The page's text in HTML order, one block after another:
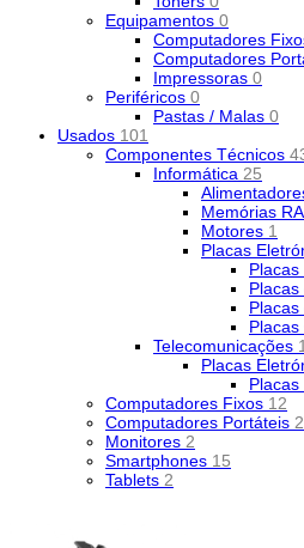
Equipamentos 0
Computadores
Computadores
Impressoras 0
Periféricos 0
Pastas / Malas 0
Usados 101
Componentes Técnicos
Informática 25
Memórias
Motores 1
Placas
Telecomunicações
Placas
Computadores Fixos 12
Computadores Portáteis
Monitores 2
Smartphones 15
Tablets 2